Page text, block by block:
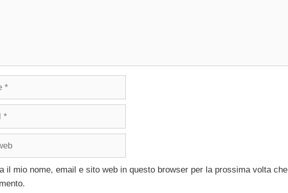
il mio nome, email e sito web in questo browser per la prossima volta che